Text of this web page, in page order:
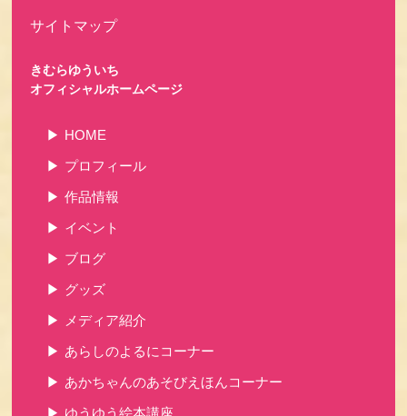
サイトマップ
きむらゆういち
オフィシャルホームページ
HOME
プロフィール
作品情報
イベント
ブログ
グッズ
メディア紹介
あらしのよるにコーナー
あかちゃんのあそびえほんコーナー
ゆうゆう絵本講座